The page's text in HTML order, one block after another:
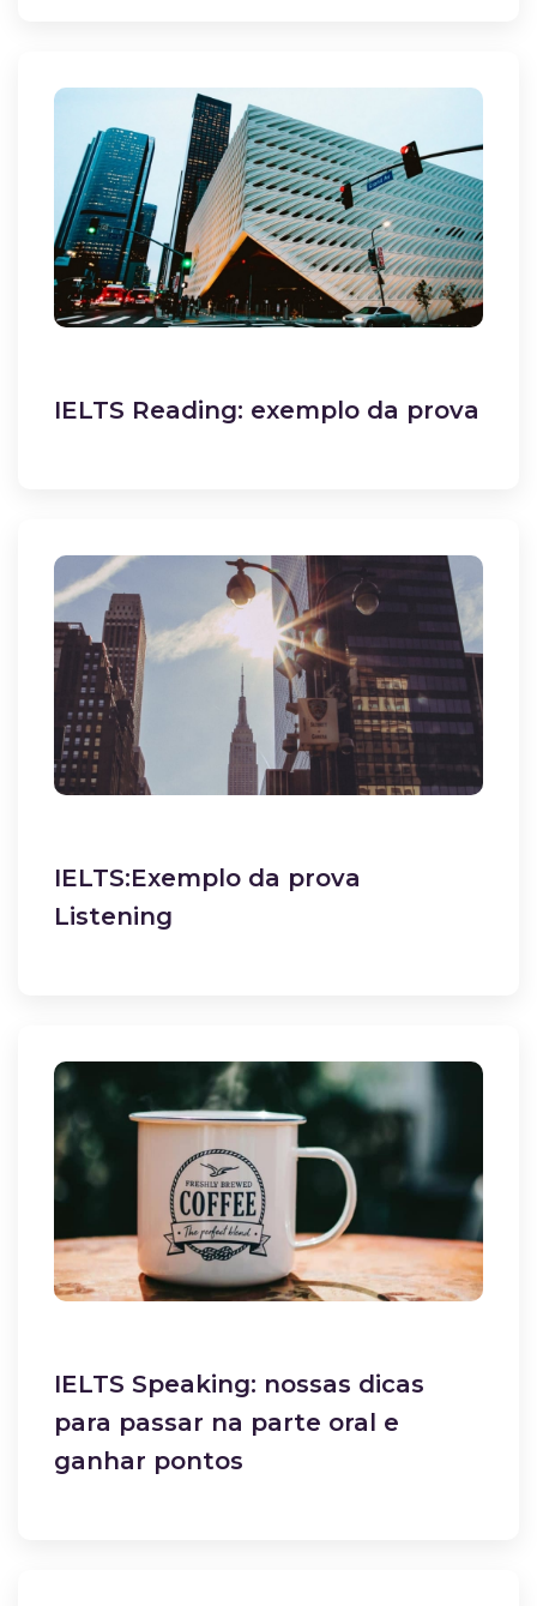
IELTS Reading: exemplo da prova
IELTS:Exemplo da prova
Listening
IELTS Speaking: nossas dicas
para passar na parte oral e
ganhar pontos